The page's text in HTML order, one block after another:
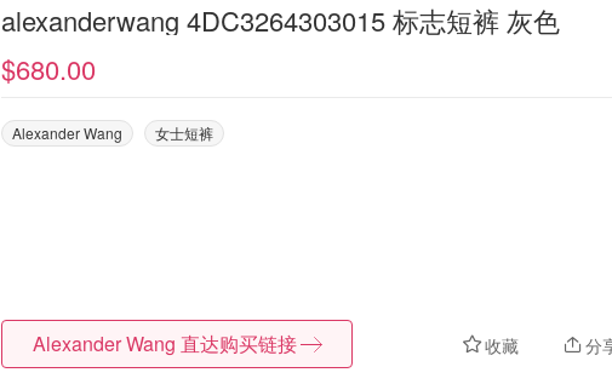
alexanderwang 4DC3264303015 标志短裤 灰色
$680.00
Alexander Wang 女士短裤
收藏 分
Alexander Wang 直达购买链接